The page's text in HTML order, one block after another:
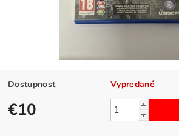
Dostupnosť Vypredané
€10